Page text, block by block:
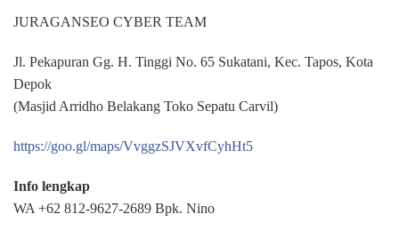
JURAGANSEO CYBER TEAM
Jl. Pekapuran Gg. H. Tinggi No. 65 Sukatani, Kec. Tapos, Kota
Depok
(Masjid Arridho Belakang Toko Sepatu Carvil)
https://goo.gl/maps/VvggzSJVXvfCyhHt5
Info lengkap
WA +62 812-9627-2689 Bpk. Nino